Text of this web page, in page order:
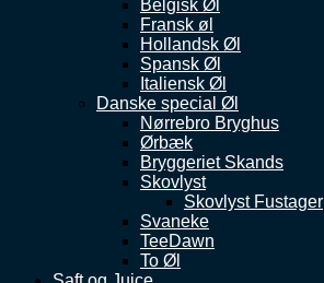
Belgisk Øl
Fransk øl
Hollandsk Øl
Spansk Øl
Italiensk Øl
Danske special Øl
Nørrebro Bryghus
Ørbæk
Bryggeriet Skands
Skovlyst
Skovlyst Fustager
Svaneke
TeeDawn
To Øl